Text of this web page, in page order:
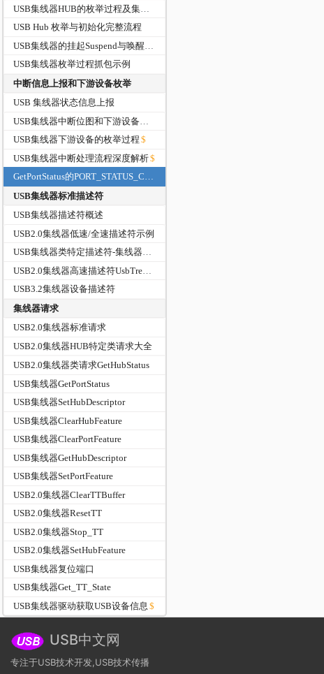
USB Hub 枚举与初始化完整流程
USB集线器枚举过程抓包示例
中断信息上报和下游设备枚举
USB 集线器状态信息上报
USB集线器下游设备的枚举过程
USB集线器中断处理流程深度解析
GetPortStatus的PORT_STATUS_CONNECT和PORT_STATUS_ENABLE
USB集线器标准描述符
USB集线器描述符概述
USB2.0集线器低速/全速描述符示例
USB集线器类特定描述符-集线器类描述符
USB3.2集线器设备描述符
集线器请求
USB2.0集线器标准请求
USB2.0集线器HUB特定类请求大全
USB2.0集线器类请求GetHubStatus
USB集线器GetPortStatus
USB集线器SetHubDescriptor
USB集线器ClearHubFeature
USB集线器ClearPortFeature
USB集线器GetHubDescriptor
USB集线器SetPortFeature
USB2.0集线器ClearTTBuffer
USB2.0集线器ResetTT
USB2.0集线器Stop_TT
USB2.0集线器SetHubFeature
USB集线器复位端口
USB集线器Get_TT_State
USB集线器驱动获取USB设备信息
USB中文网
专注于USB技术开发,USB技术传播